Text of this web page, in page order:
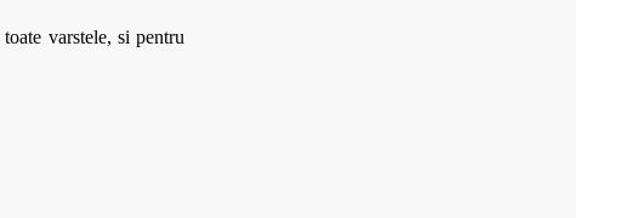
varstele, si pentru